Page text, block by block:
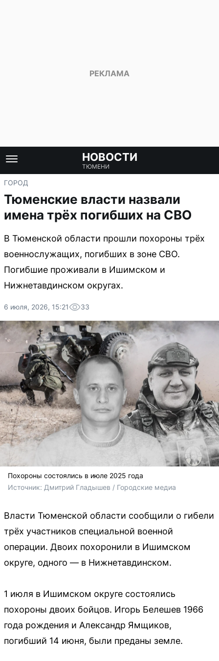
НОВОСТИ
ТЮМЕНИ
ГОРОД
Тюменские власти назвали
имена трёх погибших на СВО
В Тюменской области прошли похороны трёх
военнослужащих, погибших в зоне СВО.
Погибшие проживали в Ишимском и
Нижнетавдинском округах.
6 июля, 2026, 15:21 33
Похороны состоялись в июле 2025 года
Источник: Дмитрий Гладышев / Городские медиа
Власти Тюменской области сообщили о гибели
трёх участников специальной военной
операции. Двоих похоронили в Ишимском
округе, одного — в Нижнетавдинском.
1 июля в Ишимском округе состоялись
похороны двоих бойцов. Игорь Белешев 1966
года рождения и Александр Ямщиков,
погибший 14 июня, были преданы земле.